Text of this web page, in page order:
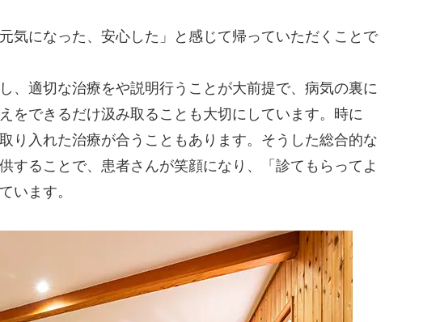
気になった、安心した」と感じて帰っていただくことで
、適切な治療をや説明行うことが大前提で、病気の裏に
をできるだけ汲み取ることも大切にしています。時に
り入れた治療が合うこともあります。そうした総合的な
することで、患者さんが笑顔になり、「診てもらってよ
います。